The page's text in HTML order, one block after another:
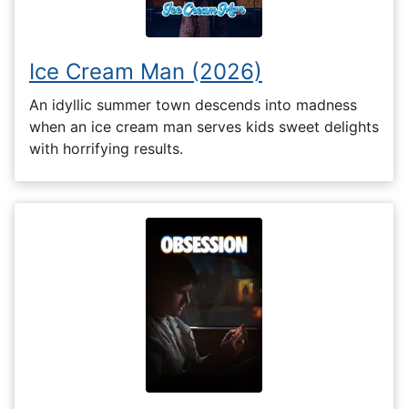
Ice Cream Man (2026)
An idyllic summer town descends into madness
when an ice cream man serves kids sweet delights
with horrifying results.